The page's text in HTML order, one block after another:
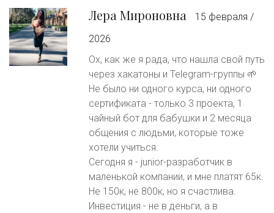
Лера Мироновна
15 февраля /
2026
Ох, как же я рада, что нашла свой путь
через хакатоны и Telegram-группы 🌱
Не было ни одного курса, ни одного
сертификата - только 3 проекта, 1
чайный бот для бабушки и 2 месяца
общения с людьми, которые тоже
хотели учиться.
Сегодня я - junior-разработчик в
маленькой компании, и мне платят 65к.
Не 150к, не 800к, но я счастлива.
Инвестиция - не в деньги, а в